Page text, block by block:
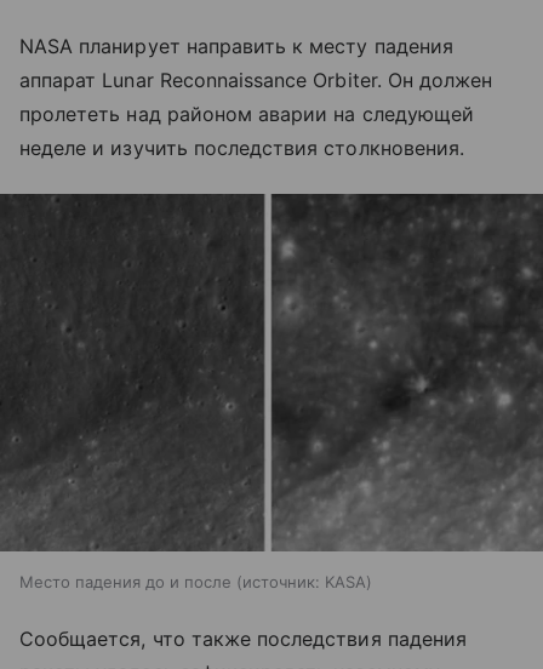
NASA планирует направить к месту падения
аппарат Lunar Reconnaissance Orbiter. Он должен
пролететь над районом аварии на следующей
неделе и изучить последствия столкновения.
Место падения до и после источник: KASA
Сообщается, что также последствия падения